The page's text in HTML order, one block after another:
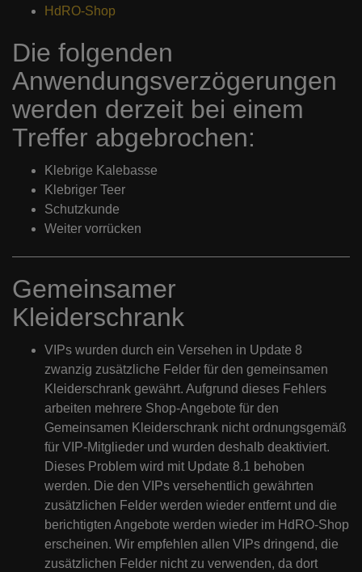
HdRO-Shop
Die folgenden
Anwendungsverzögerungen
werden derzeit bei einem
Treffer abgebrochen:
Klebrige Kalebasse
Klebriger Teer
Schutzkunde
Weiter vorrücken
Gemeinsamer
Kleiderschrank
VIPs wurden durch ein Versehen in Update 8
zwanzig zusätzliche Felder für den gemeinsamen
Kleiderschrank gewährt. Aufgrund dieses Fehlers
arbeiten mehrere Shop-Angebote für den
Gemeinsamen Kleiderschrank nicht ordnungsgemäß
für VIP-Mitglieder und wurden deshalb deaktiviert.
Dieses Problem wird mit Update 8.1 behoben
werden. Die den VIPs versehentlich gewährten
zusätzlichen Felder werden wieder entfernt und die
berichtigten Angebote werden wieder im HdRO-Shop
erscheinen. Wir empfehlen allen VIPs dringend, die
zusätzlichen Felder nicht zu verwenden, da dort